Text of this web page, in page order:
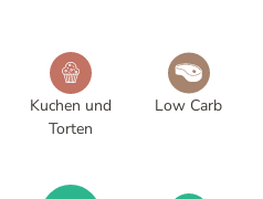
Kuchen und
Torten
Low Carb